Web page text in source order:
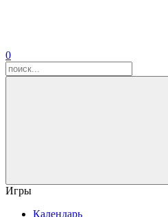
0
Игры
Календарь